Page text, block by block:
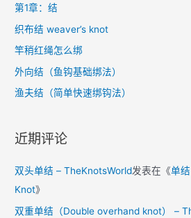
h
f
o
第1章：结
织布结 weaver’s knot
竿稍红绳怎么绑
外向结（鱼钩基础绑法）
渔夫结（简单快速绑钩法）
近期评论
双头单结 – TheKnotsWorld发表在《单
Knot》
双重单结（Double overhand knot） –